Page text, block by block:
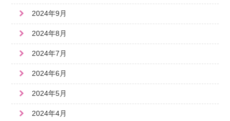
2024年9月
2024年8月
2024年7月
2024年6月
2024年5月
2024年4月